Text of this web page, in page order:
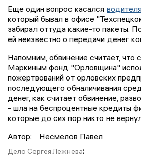
Еще один вопрос касался
который бывал в офисе
забирал оттуда какие-то пакеты.
ей неизвестно о передачи денег
Напомним, обвинение считает,
Маркиным фонд "Орловщина"
пожертвований от орловских
последующего обналичивания
денег, как считает обвинение,
- шла на беспроцентные кредиты
которые до сих пор никто не
Автор:
Несмелов Павел
Дело Сергея Лежнева: